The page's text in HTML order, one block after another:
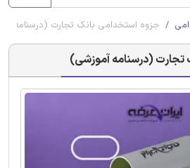
جزوه استخدامی بانک تجارت (درسنامه
تجارت (درسنامه آموزشی)